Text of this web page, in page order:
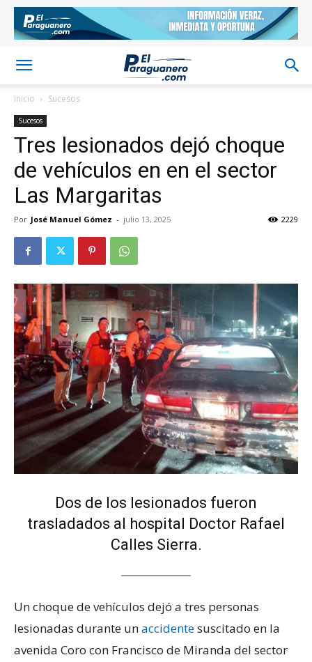
Inicio Sucesos
Sucesos
Tres lesionados dejó choque
de vehículos en en el sector
Las Margaritas
Por José Manuel Gómez - julio 13, 2025 2229
Dos de los lesionados fueron
trasladados al hospital Doctor Rafael
Calles Sierra.
Un choque de vehículos dejó a tres personas
lesionadas durante unaccidentesuscitado en la
avenida Coro con Francisco de Miranda del sector